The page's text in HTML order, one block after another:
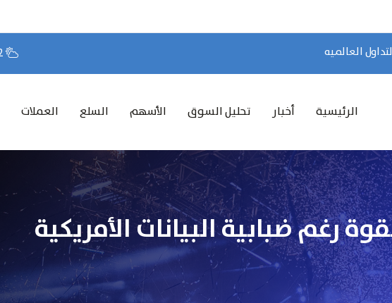
العالميه 22 درجة مئوية
الرئيسية أخبار تحليل السوق الأسهم السلع العملات
رغم ضبابية البيانات الأمريكية